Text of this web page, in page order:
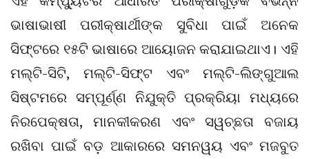
ଭାଷାଭାଷୀ ପରୀକ୍ଷାର୍ଥୀଙ୍କ ସୁବିଧା ପାଇଁ ଅନେକ
ସିଫ୍ଟରେ ୧୫ଟି ଭାଷାରେ ଆୟୋଜନ କରାଯାଇଥାଏ। ଏହି
ମଲ୍ଟି-ସିଟି, ମଲ୍ଟି-ସିଫ୍ଟ ଏବଂ ମଲ୍ଟି-ଲିଙ୍ଗୁଆଲ
ସିଷ୍ଟମରେ ସମ୍ପୂର୍ଣ୍ଣ ନିଯୁକ୍ତି ପ୍ରକ୍ରିୟା ମଧ୍ୟରେ
ନିରପେକ୍ଷତା, ମାନକୀକରଣ ଏବଂ ସୱଚ୍ଛତା ବଜାୟ
ରଖିବା ପାଇଁ ବଡ଼ ଆକାରରେ ସମନୱୟ ଏବଂ ମଜବୁତ